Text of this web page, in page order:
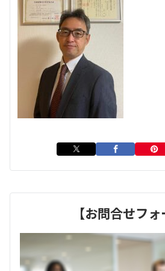
【お問合せフォ